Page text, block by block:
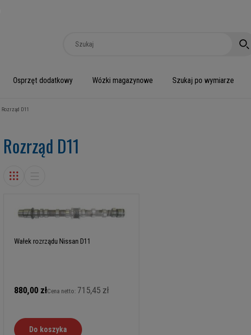
Osprzęt dodatkowy Wózki magazynowe Szukaj po wymiarze
Rozrząd D11
Rozrząd D11
Wałek rozrządu Nissan D11
880,00 złCena netto: 715,45 zł
Do koszyka